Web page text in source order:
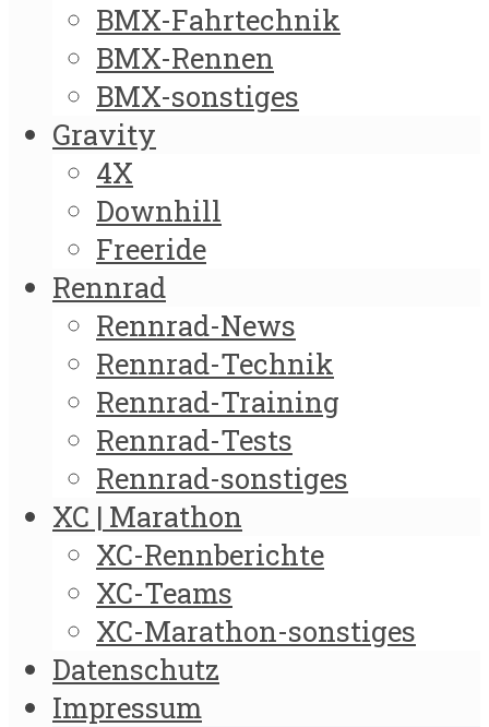
BMX-Fahrtechnik
BMX-Rennen
BMX-sonstiges
Gravity
4X
Downhill
Freeride
Rennrad
Rennrad-News
Rennrad-Technik
Rennrad-Training
Rennrad-Tests
Rennrad-sonstiges
XC | Marathon
XC-Rennberichte
XC-Teams
XC-Marathon-sonstiges
Datenschutz
Impressum